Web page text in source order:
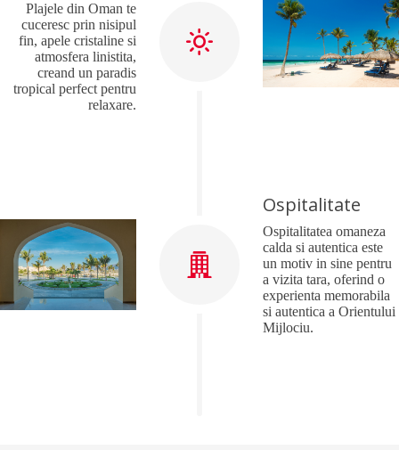
Plajele din Oman te
cuceresc prin nisipul
fin, apele cristaline si
atmosfera linistita,
creand un paradis
tropical perfect pentru
relaxare.
Ospitalitate
Ospitalitatea omaneza
calda si autentica este
un motiv in sine pentru
a vizita tara, oferind o
experienta memorabila
si autentica a Orientului
Mijlociu.